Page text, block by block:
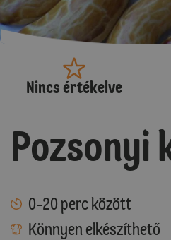
Nincs értékelve
Pozsonyi
0-20 perc között
Könnyen elkészíthető